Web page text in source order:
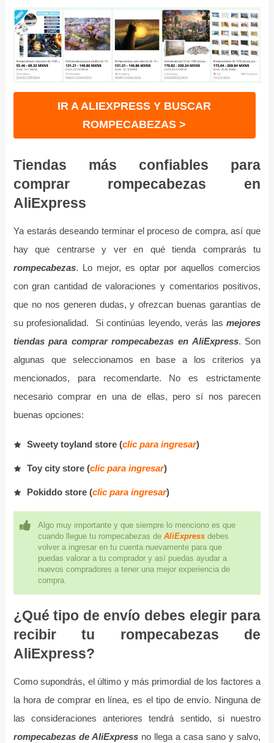
IR A ALIEXPRESS Y BUSCAR
ROMPECABEZAS >
Tiendas más confiables para
comprar rompecabezas en
AliExpress
Ya estarás deseando terminar el proceso de compra, así que
hay que centrarse y ver en qué tienda comprarás tu
rompecabezas. Lo mejor, es optar por aquellos comercios
con gran cantidad de valoraciones y comentarios positivos,
que no nos generen dudas, y ofrezcan buenas garantías de
su profesionalidad. Si continúas leyendo, verás lasmejores
tiendas para comprar rompecabezas en AliExpress. Son
algunas que seleccionamos en base a los criterios ya
mencionados, para recomendarte. No es estrictamente
necesario comprar en una de ellas, pero sí nos parecen
buenas opciones:
Sweety toyland store (clic para ingresar)
Toy city store (clic para ingresar)
Pokiddo store (clic para ingresar)
Algo muy importante y que siempre lo menciono es que
cuando llegue tu rompecabezas de AliExpressdebes
volver a ingresar en tu cuenta nuevamente para que
puedas valorar a tu comprador y así puedas ayudar a
nuevos compradores a tener una mejor experiencia de
compra.
¿Qué tipo de envío debes elegir para
recibir tu rompecabezas de
AliExpress?
Como supondrás, el último y más primordial de los factores a
la hora de comprar en línea, es el tipo de envío. Ninguna de
las consideraciones anteriores tendrá sentido, si nuestro
rompecabezas de AliExpressno llega a casa sano y salvo,